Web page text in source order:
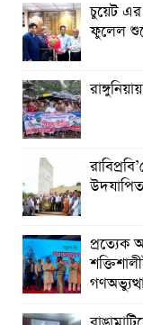
চুয়েট এর
ফুলেল
উদযাপিত
প্রত্যেক